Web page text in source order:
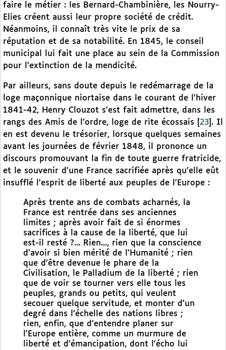
faire le métier : les Bernard-Chambinière, les Nourry-
Elies créent aussi leur propre société de crédit.
Néanmoins, il connaît très vite le prix de sa
réputation et de sa notabilité. En 1845, le conseil
municipal lui fait une place au sein de la Commission
pour l’extinction de la mendicité.
Par ailleurs, sans doute depuis le redémarrage de la
loge maçonnique niortaise dans le courant de l’hiver
1841-42, Henry Clouzot s’est fait admettre, dans les
rangs des Amis de l’ordre, loge de rite écossais
23 . Il
en est devenu le trésorier, lorsque quelques semaines
avant les journées de février 1848, il prononce un
discours promouvant la fin de toute guerre fratricide,
et le souvenir d’une France sacrifiée après qu’elle eût
insufflé l’esprit de liberté aux peuples de l’Europe :
Après trente ans de combats acharnés, la
France est rentrée dans ses anciennes
limites ; après avoir fait de si énormes
sacrifices à la cause de la liberté, que lui
est-il resté ?... Rien..., rien que la conscience
d’avoir si bien mérité de l’Humanité ; rien
que d’être devenue le phare de la
Civilisation, le Palladium de la liberté ; rien
que de voir se tourner vers elle tous les
peuples, grands ou petits, qui veulent
secouer quelque servitude, et monter d’un
degré dans l’échelle des nations libres ;
rien, enfin, que d’entendre planer sur
l’Europe entière, comme un murmure de
liberté et d’émancipation, dont l’écho lui